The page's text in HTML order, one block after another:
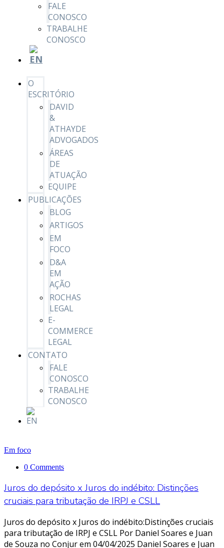
FALE
CONOSCO
TRABALHE
CONOSCO
O
ESCRITÓRIO
DAVID
&
ATHAYDE
ADVOGADOS
ÁREAS
DE
ATUAÇÃO
EQUIPE
PUBLICAÇÕES
BLOG
ARTIGOS
EM
FOCO
D&A
EM
AÇÃO
ROCHAS
LEGAL
E-
COMMERCE
LEGAL
CONTATO
FALE
CONOSCO
TRABALHE
CONOSCO
Em foco
0 Comments
Juros do depósito x Juros do indébito: Distinções
cruciais para tributação de IRPJ e CSLL
Juros do depósito x Juros do indébito:Distinções cruciais
para tributação de IRPJ e CSLL Por Daniel Soares e Juan
de Souza no Conjur em 04/04/2025 Daniel Soares e Juan